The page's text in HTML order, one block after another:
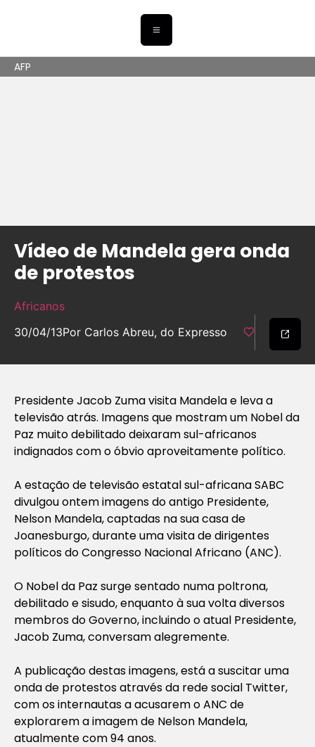
AFP
Vídeo de Mandela gera onda
de protestos
Africanos
30/04/13Por Carlos Abreu, do Expresso
Presidente Jacob Zuma visita Mandela e leva a
televisão atrás. Imagens que mostram um Nobel da
Paz muito debilitado deixaram sul-africanos
indignados com o óbvio aproveitamente político.
A estação de televisão estatal sul-africana SABC
divulgou ontem imagens do antigo Presidente,
Nelson Mandela, captadas na sua casa de
Joanesburgo, durante uma visita de dirigentes
políticos do Congresso Nacional Africano (ANC).
O Nobel da Paz surge sentado numa poltrona,
debilitado e sisudo, enquanto à sua volta diversos
membros do Governo, incluindo o atual Presidente,
Jacob Zuma, conversam alegremente.
A publicação destas imagens, está a suscitar uma
onda de protestos através da rede social Twitter,
com os internautas a acusarem o ANC de
explorarem a imagem de Nelson Mandela,
atualmente com 94 anos.